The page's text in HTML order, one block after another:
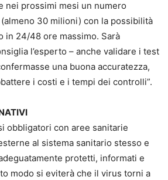
nei prossimi mesi un numero
30 milioni) con la possibilità
in 24/48 ore massimo. Sarà
l’esperto – anche validare i test
una buona accuratezza,
i costi e i tempi dei controlli”.
obbligatori con aree sanitarie
al sistema sanitario stesso e
protetti, informati e
modo si eviterà che il virus torni a